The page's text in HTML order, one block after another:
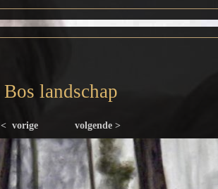
Bos landschap
< vorige volgende >